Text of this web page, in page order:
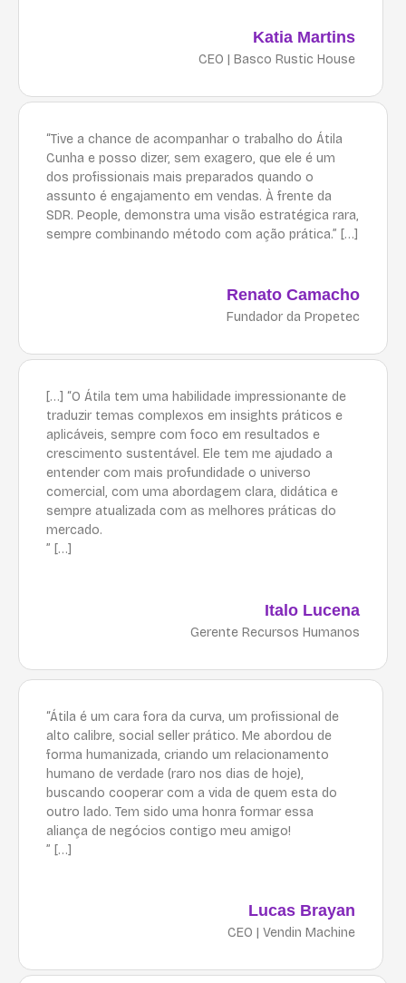
Katia Martins
CEO | Basco Rustic House
“Tive a chance de acompanhar o trabalho do Átila
Cunha e posso dizer, sem exagero, que ele é um
dos profissionais mais preparados quando o
assunto é engajamento em vendas. À frente da
SDR. People, demonstra uma visão estratégica rara,
sempre combinando método com ação prática.” […]
Renato Camacho
Fundador da Propetec
[…] “O Átila tem uma habilidade impressionante de
traduzir temas complexos em insights práticos e
aplicáveis, sempre com foco em resultados e
crescimento sustentável. Ele tem me ajudado a
entender com mais profundidade o universo
comercial, com uma abordagem clara, didática e
sempre atualizada com as melhores práticas do
mercado.
” […]
Italo Lucena
Gerente Recursos Humanos
“Átila é um cara fora da curva, um profissional de
alto calibre, social seller prático. Me abordou de
forma humanizada, criando um relacionamento
humano de verdade (raro nos dias de hoje),
buscando cooperar com a vida de quem esta do
outro lado. Tem sido uma honra formar essa
aliança de negócios contigo meu amigo!
” […]
Lucas Brayan
CEO | Vendin Machine